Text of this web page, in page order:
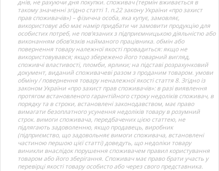
днів, не рахуючи дня покупки. споживач (термін вживається в
такому значенні згідно статті 1. п.22 закону України «про захист
прав споживачів») – фізична особа, яка купує, замовляє,
використовує або має намір придбати чи замовити продукцію для
особистих потреб, не пов’язаних з підприємницькою діяльністю або
виконанням обов’язків найманого працівника. обмін або
повернення товару належної якості провадиться: якщо не
використовувався; якщо збережено його товарний вигляд,
споживчі властивості, пломби, ярлики; на підставі розрахунковий
документ, виданий споживачеві разом з проданим товаром. умови
обміну / повернення товару неналежної якості стаття 8. Згідно із
законом України «про захист прав споживачів»: в разі виявлення
протягом встановленого гарантійного строку недоліків споживач, в
порядку та в строки, встановлені законодавством, має право
вимагати безоплатного усунення недоліків товару в розумний
строк. вимоги споживача, передбачених цією статтею, не
підлягають задоволенню, якщо продавець, виробник
(підприємство, що задовольняє вимоги споживача, встановлені
частиною першою цієї статті) доведуть, що недоліки товару
виникли внаслідок порушення споживачем правил користування
товаром або його зберігання. Споживач має право брати участь у
перевірці якості товару особисто або через свого представника.